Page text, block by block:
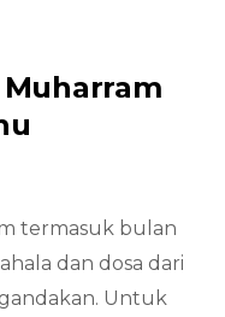
termasuk bulan
dan dosa dari
Untuk